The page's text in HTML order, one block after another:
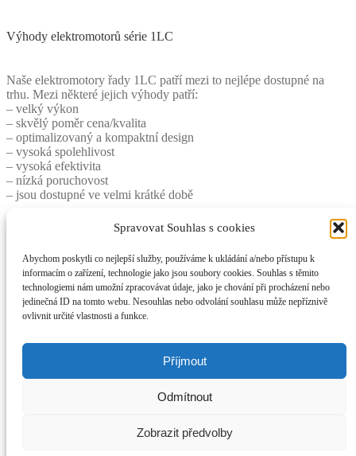
Spravovat Souhlas s cookies
Abychom poskytli co nejlepší služby, používáme k ukládání a/nebo přístupu k
informacím o zařízení, technologie jako jsou soubory cookies. Souhlas s těmito
technologiemi nám umožní zpracovávat údaje, jako je chování při procházení nebo
jedinečná ID na tomto webu. Nesouhlas nebo odvolání souhlasu může nepříznivě
ovlivnit určité vlastnosti a funkce.
Příjmout
Odmítnout
Zobrazit předvolby
Výhody elektromotorů série 1LC
Naše elektromotory řady 1LC patří mezi to nejlépe dostupné na
trhu. Mezi některé jejich výhody patří:
– velký výkon
– skvělý poměr cena/kvalita
– optimalizovaný a kompaktní design
– vysoká spolehlivost
– vysoká efektivita
– nízká poruchovost
– jsou dostupné ve velmi krátké době
Rozměry